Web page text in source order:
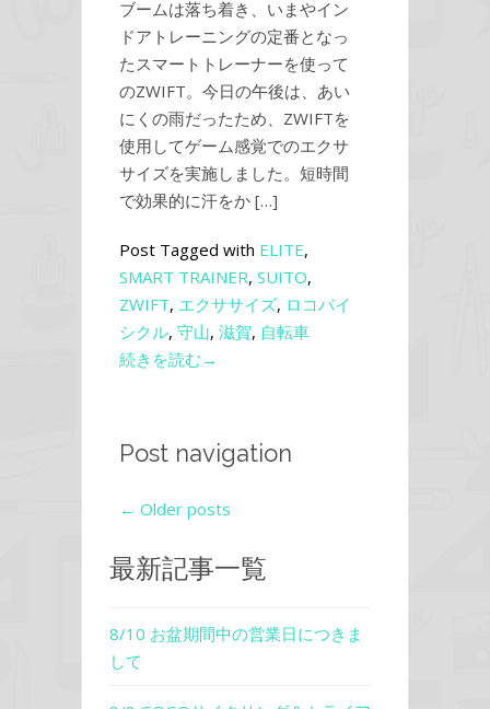
ブームは落ち着き、いまやイン
ドアトレーニングの定番となっ
たスマートトレーナーを使って
のZWIFT。今日の午後は、あい
にくの雨だったため、ZWIFTを
使用してゲーム感覚でのエクサ
サイズを実施しました。短時間
で効果的に汗をか […]
Post Tagged with ELITE,
SMART TRAINER, SUITO,
ZWIFT, エクササイズ, ロコバイ
シクル, 守山, 滋賀, 自転車
続きを読む→
Post navigation
← Older posts
最新記事一覧
8/10 お盆期間中の営業日につきま
して